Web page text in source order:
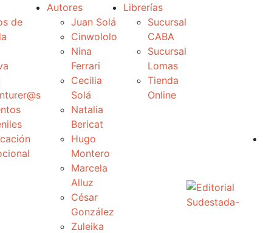
de
Autores
Juan Solá
Cinwololo
Nina
Ferrari
Cecilia
Solá
Natalia
Bericat
Hugo
Montero
Marcela
Alluz
César
González
Zuleika
Librerías
Sucursal
CABA
Sucursal
Lomas
Tienda
Online